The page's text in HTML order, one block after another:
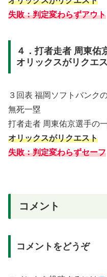
失敗：判定変わらずアウト
４．打者走者 周東佑
オリックスがリクエ
３回表 福岡ソフトバンク
無死一塁
打者走者 周東佑京選手の
オリックスがリクエスト
失敗：判定変わらずセーフ
コメント
コメントをどうぞ